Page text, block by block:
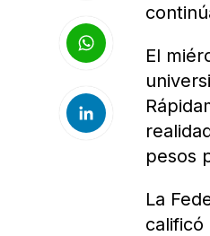
El
pesos
La
calificó